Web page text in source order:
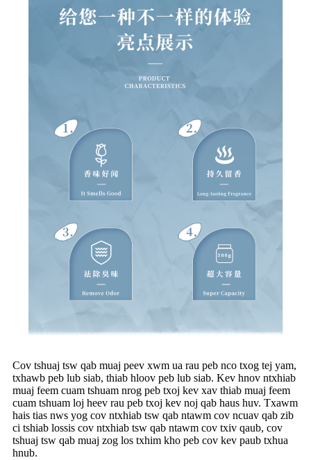
Cov tshuaj tsw qab muaj peev xwm ua rau peb nco txog tej yam,
txhawb peb lub siab, thiab hloov peb lub siab. Kev hnov ​​ntxhiab
muaj feem cuam tshuam nrog peb txoj kev xav thiab muaj feem
cuam tshuam loj heev rau peb txoj kev noj qab haus huv. Txawm
hais tias nws yog cov ntxhiab tsw qab ntawm cov ncuav qab zib
ci tshiab lossis cov ntxhiab tsw qab ntawm cov txiv qaub, cov
tshuaj tsw qab muaj zog los txhim kho peb cov kev paub txhua
hnub.